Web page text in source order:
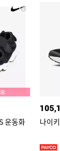
운동화
나이